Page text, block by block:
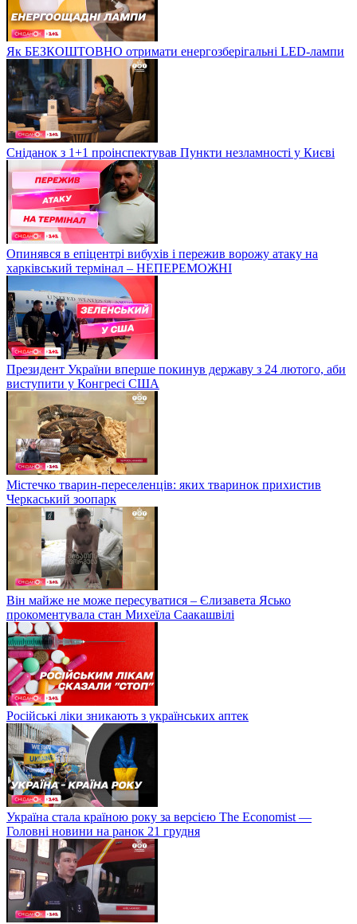
Як БЕЗКОШТОВНО отримати енергозберігальні LED-лампи
Сніданок з 1+1 проінспектував Пункти незламності у Києві
Опинявся в епіцентрі вибухів і пережив ворожу атаку на
харківський термінал – НЕПЕРЕМОЖНІ
Президент України вперше покинув державу з 24 лютого, аби
виступити у Конгресі США
Містечко тварин-переселенців: яких тваринок прихистив
Черкаський зоопарк
Він майже не може пересуватися – Єлизавета Ясько
прокоментувала стан Михеїла Саакашвілі
Російські ліки зникають з українських аптек
Україна стала країною року за версією The Economist —
Головні новини на ранок 21 грудня